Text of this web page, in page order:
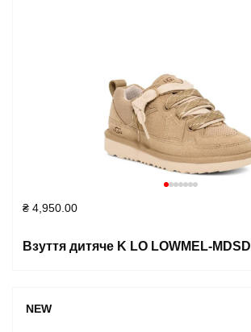
₴ 4,950.00
Взуття дитяче K LO LOWMEL-MDSD
NEW